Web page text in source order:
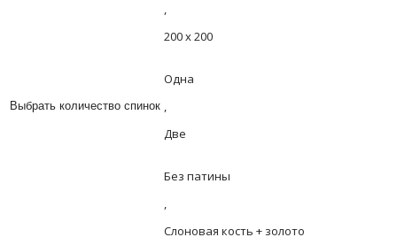
,
200 х 200
Выбрать количество спинок
Одна
,
Две
Без патины
,
Слоновая кость + золото